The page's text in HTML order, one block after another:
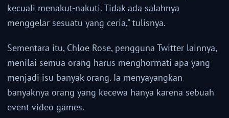
kecuali menakut-nakuti. Tidak ada salahnya
menggelar sesuatu yang ceria," tulisnya.
Sementara itu, Chloe Rose, pengguna Twitter lainnya,
menilai semua orang harus menghormati apa yang
menjadi isu banyak orang. Ia menyayangkan
banyaknya orang yang kecewa hanya karena sebuah
event video games.